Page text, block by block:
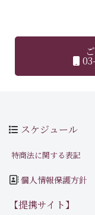
スケジュール
特商法に関する表記
個人情報保護方針
【提携サイト】